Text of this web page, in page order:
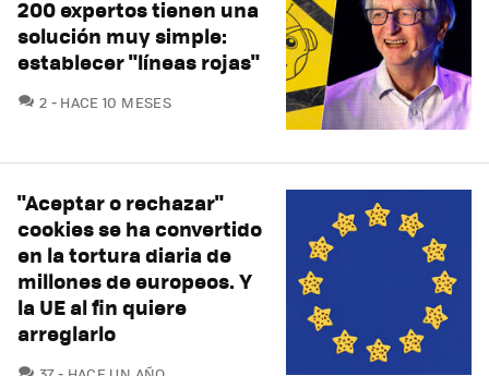
200 expertos tienen una
solución muy simple:
establecer "líneas rojas"
2 COMENTARIOS
HACE 10 MESES
"Aceptar o rechazar"
cookies se ha convertido
en la tortura diaria de
millones de europeos. Y
la UE al fin quiere
arreglarlo
COMENTARIOS